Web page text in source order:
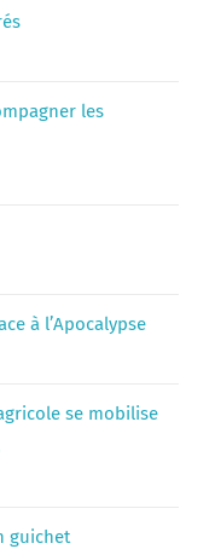
les
à l’Apocalypse
se mobilise
guichet